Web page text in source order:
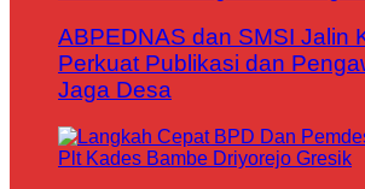
ABPEDNAS dan SMSI Jalin
Perkuat Publikasi dan
Jaga Desa